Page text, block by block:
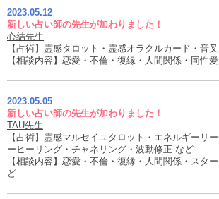
2023.05.12
新しい占い師の先生が加わりました！
心結先生
【占術】霊感タロット・霊感オラクルカード・音
【相談内容】恋愛・不倫・復縁・人間関係・同性
2023.05.05
新しい占い師の先生が加わりました！
TAU先生
【占術】霊感マルセイユタロット・エネルギーリ
ーヒーリング・チャネリング・波動修正 など
【相談内容】恋愛・不倫・復縁・人間関係・スタ
ど